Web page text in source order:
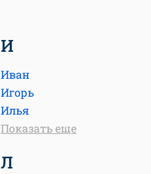
И
Иван
Игорь
Илья
Показать еще
Л